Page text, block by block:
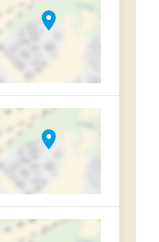
location_on
location_on